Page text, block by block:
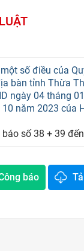
số điều của
bàn tỉnh Thừa
ngày 04 tháng
năm 2023 của
số 38 + 39
báo